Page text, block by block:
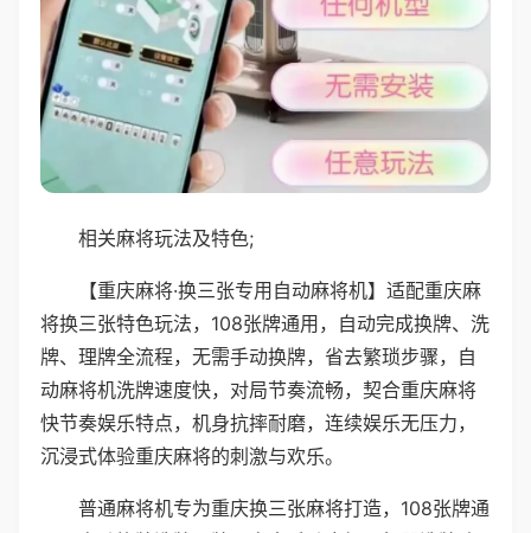
相关麻将玩法及特色;
【重庆麻将·换三张专用自动麻将机】适配重庆麻
将换三张特色玩法，108张牌通用，自动完成换牌、洗
牌、理牌全流程，无需手动换牌，省去繁琐步骤，自
动麻将机洗牌速度快，对局节奏流畅，契合重庆麻将
快节奏娱乐特点，机身抗摔耐磨，连续娱乐无压力，
沉浸式体验重庆麻将的刺激与欢乐。
普通麻将机专为重庆换三张麻将打造，108张牌通